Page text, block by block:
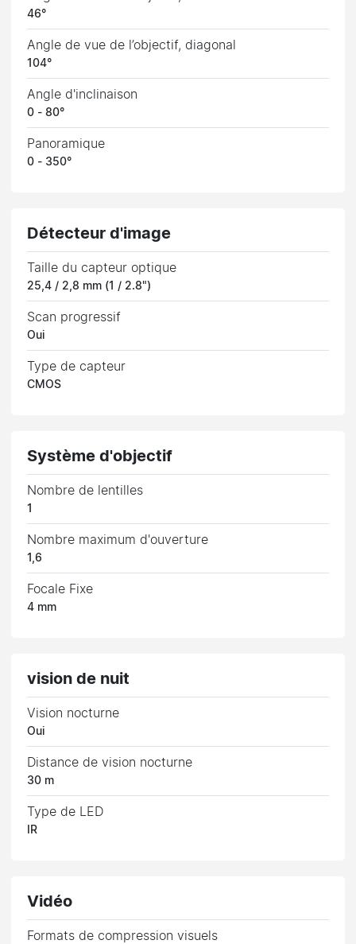
46°
Angle de vue de l’objectif, diagonal
104°
Angle d'inclinaison
0 - 80°
Panoramique
0 - 350°
Détecteur d'image
Taille du capteur optique
25,4 / 2,8 mm (1 / 2.8")
Scan progressif
Oui
Type de capteur
CMOS
Système d'objectif
Nombre de lentilles
1
Nombre maximum d'ouverture
1,6
Focale Fixe
4 mm
vision de nuit
Vision nocturne
Oui
Distance de vision nocturne
30 m
Type de LED
IR
Vidéo
Formats de compression visuels